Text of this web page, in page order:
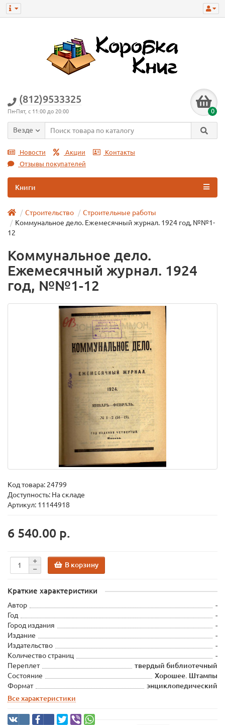
(812)9533325
Пн-Пят, с 11:00 до 20:00 0
Везде
Новости Акции
Контакты
Отзывы покупателей
Книги
Строительство
Строительные работы
Коммунальное дело. Ежемесячный журнал. 1924 год, №№1-
12
Коммунальное дело.
Ежемесячный журнал. 1924
год, №№1-12
Код товара: 24799
Доступность: На складе
Артикул: 11144918
6 540.00 р.
В корзину
Краткие характеристики
Автор
-
Год
-
Город издания
-
Издание
-
Издательство
-
Количество страниц
-
Переплет
твердый библиотечный
Состояние
Хорошее. Штампы
Формат
энциклопедический
Все характеристики